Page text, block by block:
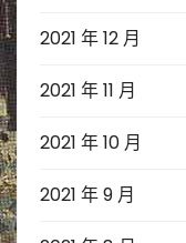
2021 年 12 月
2021 年 11 月
2021 年 10 月
2021 年 9 月